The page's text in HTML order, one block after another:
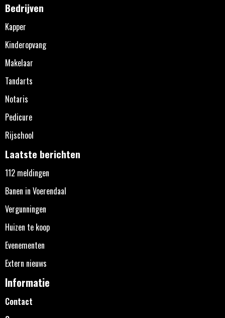
Bedrijven
Kapper
Kinderopvang
Makelaar
Tandarts
Notaris
Pedicure
Rijschool
Laatste berichten
112 meldingen
Banen in Voerendaal
Vergunningen
Huizen te koop
Evenementen
Extern nieuws
Informatie
Contact